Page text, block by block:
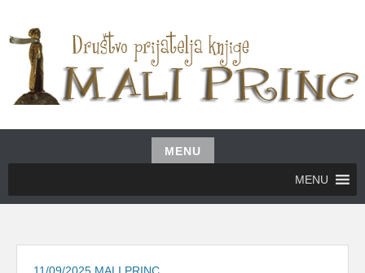
content
MALI PRINC
MENU
to
MENU
11/09/2025 MALI PRINC